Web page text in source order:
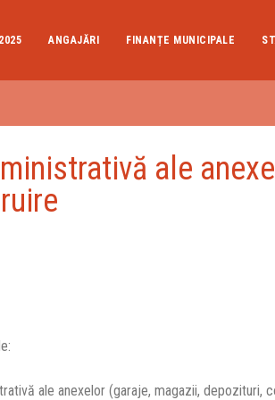
ANGAJĂRI FINANȚE MUNICIPALE
ale
ale anexelor (garaje, magazii, depozituri,